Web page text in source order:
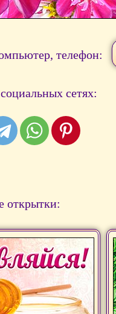
телефон:
сетях:
открытки: